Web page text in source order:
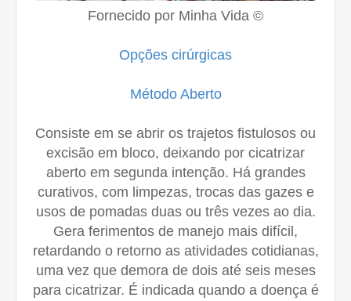
© Fornecido por Minha Vida
Opções cirúrgicas
Método Aberto
Consiste em se abrir os trajetos fistulosos ou
excisão em bloco, deixando por cicatrizar
aberto em segunda intenção. Há grandes
curativos, com limpezas, trocas das gazes e
usos de pomadas duas ou três vezes ao dia.
Gera ferimentos de manejo mais difícil,
retardando o retorno as atividades cotidianas,
uma vez que demora de dois até seis meses
para cicatrizar. É indicada quando a doença é